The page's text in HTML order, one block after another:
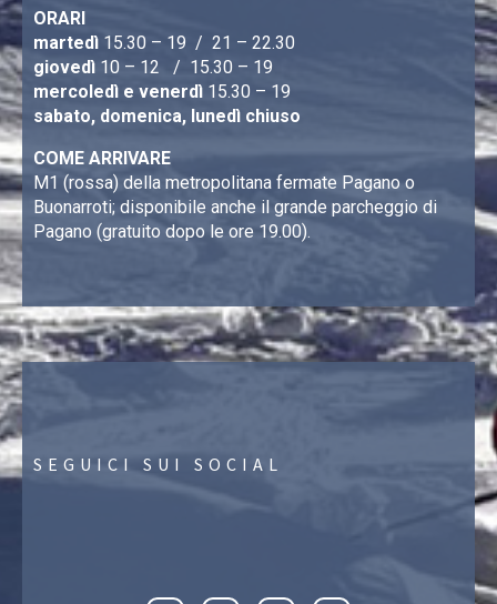
ORARI
martedì 15.30 – 19 / 21 – 22.30
giovedì 10 – 12 / 15.30 – 19
mercoledì e venerdì 15.30 – 19
sabato, domenica, lunedì chiuso
COME ARRIVARE
M1 (rossa) della metropolitana fermate Pagano o
Buonarroti; disponibile anche il grande parcheggio di
Pagano (gratuito dopo le ore 19.00).
SEGUICI SUI SOCIAL